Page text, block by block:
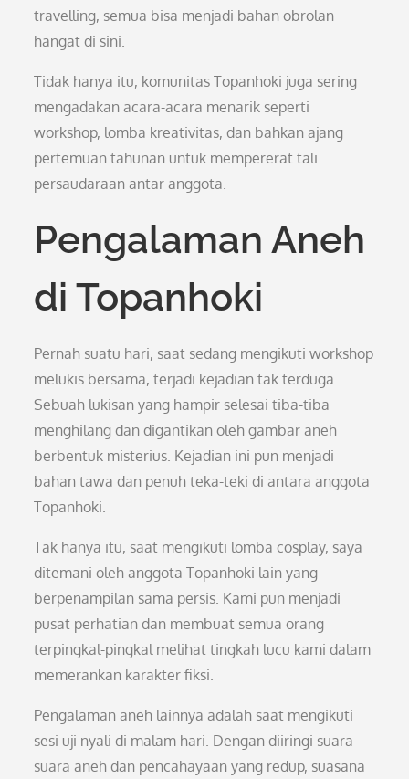
travelling, semua bisa menjadi bahan obrolan
hangat di sini.
Tidak hanya itu, komunitas Topanhoki juga sering
mengadakan acara-acara menarik seperti
workshop, lomba kreativitas, dan bahkan ajang
pertemuan tahunan untuk mempererat tali
persaudaraan antar anggota.
Pengalaman Aneh
di Topanhoki
Pernah suatu hari, saat sedang mengikuti workshop
melukis bersama, terjadi kejadian tak terduga.
Sebuah lukisan yang hampir selesai tiba-tiba
menghilang dan digantikan oleh gambar aneh
berbentuk misterius. Kejadian ini pun menjadi
bahan tawa dan penuh teka-teki di antara anggota
Topanhoki.
Tak hanya itu, saat mengikuti lomba cosplay, saya
ditemani oleh anggota Topanhoki lain yang
berpenampilan sama persis. Kami pun menjadi
pusat perhatian dan membuat semua orang
terpingkal-pingkal melihat tingkah lucu kami dalam
memerankan karakter fiksi.
Pengalaman aneh lainnya adalah saat mengikuti
sesi uji nyali di malam hari. Dengan diiringi suara-
suara aneh dan pencahayaan yang redup, suasana